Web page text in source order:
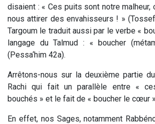
disaient : « Ces puits sont notre
nous attirer des envahisseurs ! »
Targoum le traduit aussi par le verbe «
langage du Talmud : « boucher
(Pessa‘him 42a).
Arrêtons-nous sur la deuxième partie
Rachi qui fait un parallèle entre «
bouchés » et le fait de « boucher le cœur
En effet, nos Sages, notamment